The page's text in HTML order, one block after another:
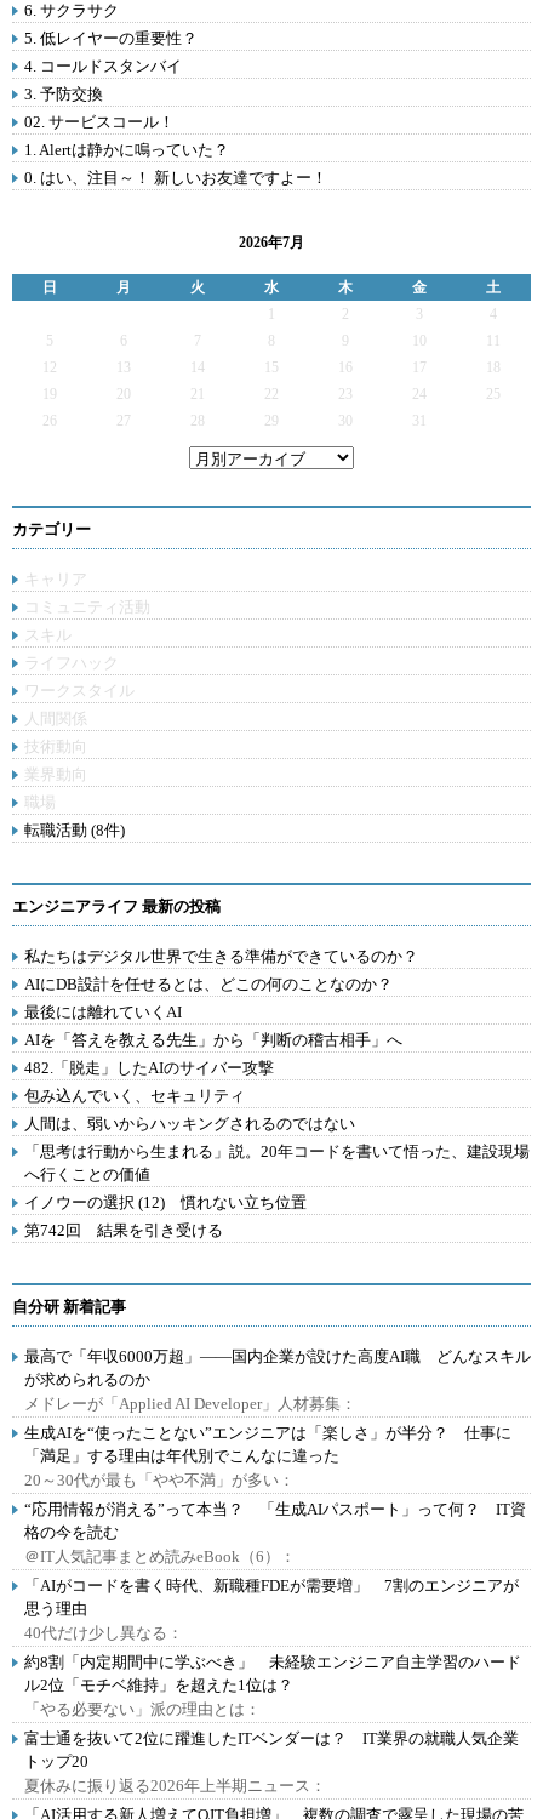
6. サクラサク
5. 低レイヤーの重要性？
4. コールドスタンバイ
3. 予防交換
02. サービスコール！
1. Alertは静かに鳴っていた？
0. はい、注目～！ 新しいお友達ですよー！
2026年7月
日 月 火 水 木 金
土
2 3
4
5
6 7 9
12
13 14 15 16 17
19
20 21 22 23 24
25
26
27 28 29 30 31
カテゴリー
キャリア
コミュニティ活動
スキル
ライフハック
ワークスタイル
人間関係
技術動向
業界動向
職場
転職活動 (8件)
エンジニアライフ 最新の投稿
私たちはデジタル世界で生きる準備ができているのか？
AIにDB設計を任せるとは、どこの何のことなのか？
最後には離れていくAI
AIを「答えを教える先生」から「判断の稽古相手」へ
482.「脱走」したAIのサイバー攻撃
包み込んでいく、セキュリティ
人間は、弱いからハッキングされるのではない
「思考は行動から生まれる」説。20年コードを書いて悟った、建設現場
へ行くことの価値
イノウーの選択 (12) 慣れない立ち位置
第742回 結果を引き受ける
自分研 新着記事
最高で「年収6000万超」――国内企業が設けた高度AI職 どんなスキル
が求められるのか
メドレーが「Applied AI Developer」人材募集：
生成AIを“使ったことない”エンジニアは「楽しさ」が半分？ 仕事に
「満足」する理由は年代別でこんなに違った
20～30代が最も「やや不満」が多い：
“応用情報が消える”って本当？ 「生成AIパスポート」って何？ IT資
格の今を読む
＠IT人気記事まとめ読みeBook（6）：
「AIがコードを書く時代、新職種FDEが需要増」 7割のエンジニアが
思う理由
40代だけ少し異なる：
約8割「内定期間中に学ぶべき」 未経験エンジニア自主学習のハード
ル2位「モチベ維持」を超えた1位は？
「やる必要ない」派の理由とは：
富士通を抜いて2位に躍進したITベンダーは？ IT業界の就職人気企業
トップ20
夏休みに振り返る2026年上半期ニュース：
「AI活用する新人増えてOJT負担増」 複数の調査で露呈した現場の苦